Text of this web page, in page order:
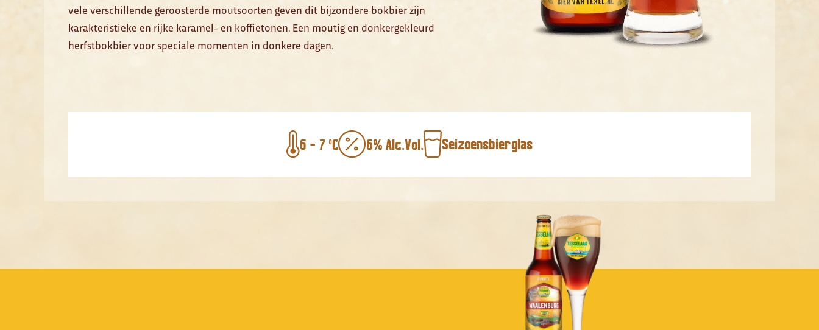
vele verschillende geroosterde moutsoorten geven dit bijzondere bokbier zijn
karakteristieke en rijke karamel- en koffietonen. Een moutig en donkergekleurd
herfstbokbier voor speciale momenten in donkere dagen.
6 - 7 ºC 6% Alc.Vol. Seizoensbierglas